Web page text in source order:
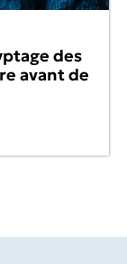
des
avant de